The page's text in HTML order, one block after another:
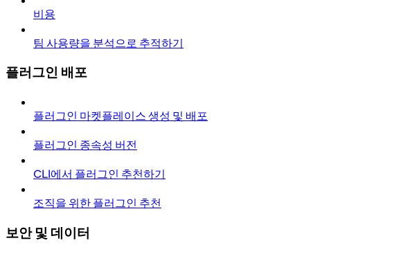
비용
팀 사용량을 분석으로 추적하기
플러그인 배포
플러그인 마켓플레이스 생성 및 배포
플러그인 종속성 버전
CLI에서 플러그인 추천하기
조직을 위한 플러그인 추천
보안 및 데이터